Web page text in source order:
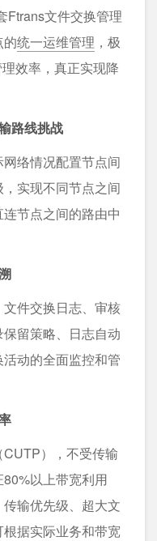
Ftrans文件交换管理
的统一运维管理 ，极
效率，真正实现降
路线挑战
络情况配置节点间
实现不同节点之间
节点之间的路由中
件交换日志、审核
留策略、日志自动
动的全面监控和管
CUTP），不受传输
以上带宽利用
输优先级、超大文
据实际业务和带宽